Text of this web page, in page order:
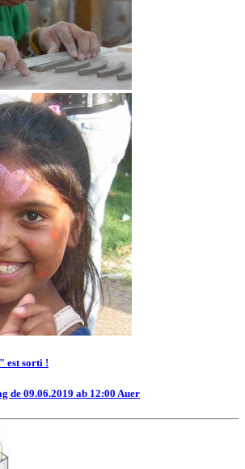
est sorti !
de 09.06.2019 ab 12:00 Auer